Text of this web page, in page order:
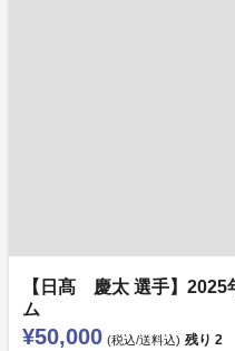
【日髙 慶太 選手】2025
ム
¥50,000 (税込/送料込) 残り 2